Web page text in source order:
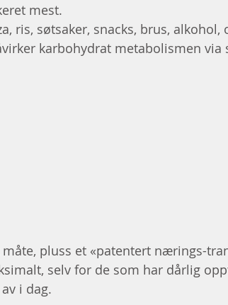
mest.
ris, søtsaker, snacks, brus, alkohol,
karbohydrat metabolismen via
pluss et «patentert nærings-
selv for de som har dårlig
i dag.